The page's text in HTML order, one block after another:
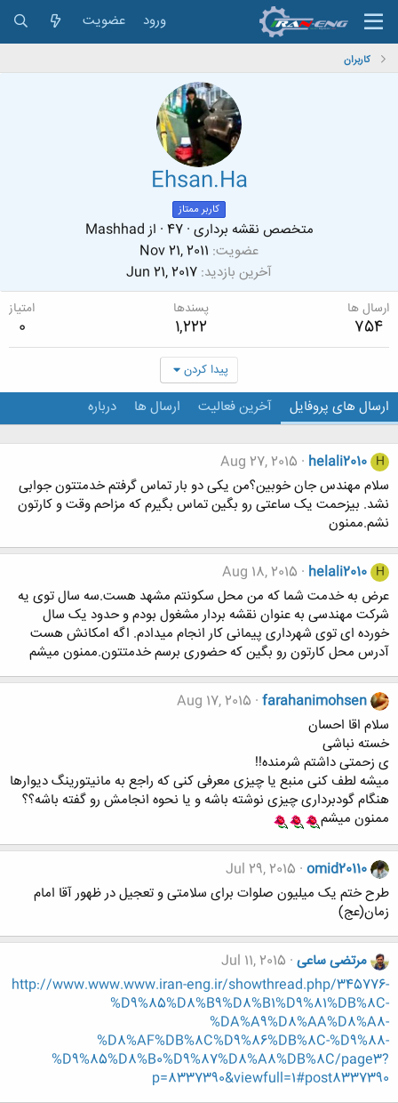
ورود عضویت
کاربران
Ehsan.Ha
کاربر ممتاز
متخصص نقشه برداری ·
47
· ازMashhad
عضویت Nov 21, 2011
آخرین بازدید Jun 21, 2017
ارسال ها
754
پسندها
1,222
امتیاز
0
پیدا کردن
ارسال های پروفایل آخرین فعالیت ارسال ها درباره
H
helali2010
Aug 27, 2015
سلام مهندس جان خوبین؟من یکی دو بار تماس گرفتم خدمتتون جوابی
نشد. بیزحمت یک ساعتی رو بگین تماس بگیرم که مزاحم وقت و کارتون
نشم.ممنون
H
helali2010
Aug 18, 2015
عرض به خدمت شما که من محل سکونتم مشهد هست.سه سال توی یه
شرکت مهندسی به عنوان نقشه بردار مشغول بودم و حدود یک سال
خورده ای توی شهرداری پیمانی کار انجام میدادم. اگه امکانش هست
آدرس محل کارتون رو بگین که حضوری برسم خدمتتون.ممنون میشم
farahanimohsen
Aug 17, 2015
سلام اقا احسان
خسته نباشی
ی زحمتی داشتم شرمنده!!
میشه لطف کنی منبع یا چیزی معرفی کنی که راجع به مانیتورینگ دیوارها
هنگام گودبرداری چیزی نوشته باشه و یا نحوه انجامش رو گفته باشه؟؟
ممنون میشم
omid20110
Jul 29, 2015
طرح ختم یک میلیون صلوات برای سلامتی و تعجیل در ظهور آقا امام
زمان(عج)
مرتضی ساعی Jul 11, 2015
http://www.www.www.iran-eng.ir/showthread.php/345776-
%D9%85%D8%B9%D8%B1%D9%81%DB%8C-
%DA%A9%D8%AA%D8%A8-
%D8%AF%DB%8C%D9%86%DB%8C-%D9%88-
%D9%85%D8%B0%D9%87%D8%A8%DB%8C/page3?
p=8337390&viewfull=1#post8337390